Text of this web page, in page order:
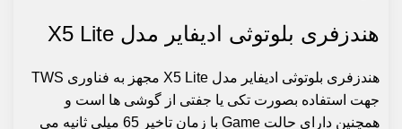
هندزفری بلوتوثی ادیفایر مدل X5 Lite
هندزفری
بلوتوثی ادیفایر مدل X5 Lite مجهز به فناوری TWS
جهت استفاده بصورت تکی یا جفتی از گوشی ها است و
همچنین دارای حالت Game با زمان تاخیر 65 میلی ثانیه می